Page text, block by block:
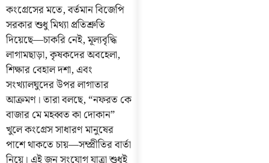
কংগ্রেসের মতে, বর্তমান বিজেপি
সরকার শুধু মিথ্যা প্রতিশ্রুতি
দিয়েছে—চাকরি নেই, মূল্যবৃদ্ধি
লাগামছাড়া, কৃষকদের অবহেলা,
শিক্ষার বেহাল দশা, এবং
সংখ্যালঘুদের উপর লাগাতার
আক্রমণ। তারা বলছে, “নফরত কে
বাজার মে মহব্বত কা দোকান”
খুলে কংগ্রেস সাধারণ মানুষের
পাশে থাকতে চায়—সম্প্রীতির বার্তা